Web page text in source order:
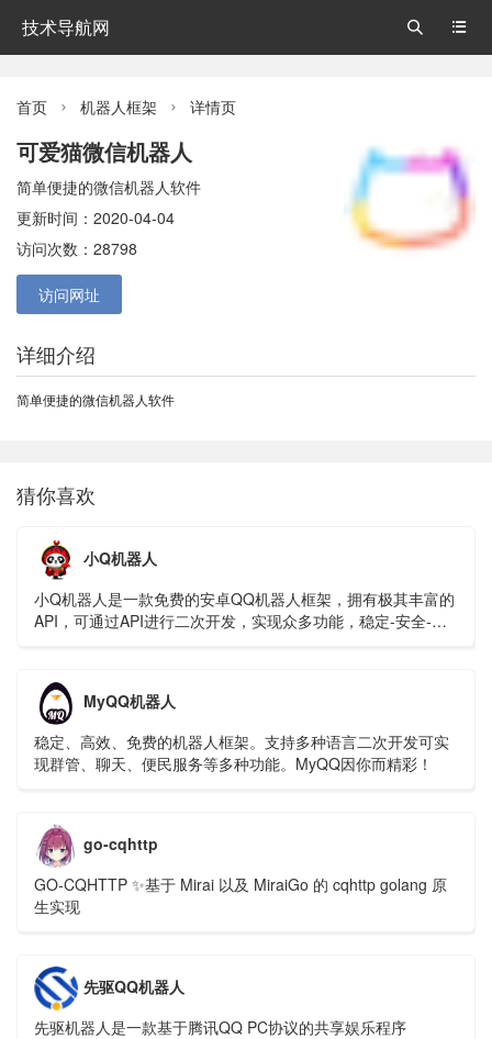
技术导航网 

首页  机器人框架  详情页
可爱猫微信机器人
简单便捷的微信机器人软件
更新时间：2020-04-04
访问次数：28798
访问网址
详细介绍
简单便捷的微信机器人软件
猜你喜欢
小Q机器人
小Q机器人是一款免费的安卓QQ机器人框架，拥有极其丰富的
API，可通过API进行二次开发，实现众多功能，稳定-安全-简
MyQQ机器人
稳定、高效、免费的机器人框架。支持多种语言二次开发可实
现群管、聊天、便民服务等多种功能。MyQQ因你而精彩！
go-cqhttp
GO-CQHTTP ✨基于 Mirai 以及 MiraiGo 的 cqhttp golang 原
生实现
先驱QQ机器人
先驱机器人是一款基于腾讯QQ PC协议的共享娱乐程序